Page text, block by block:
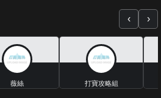
‹ ›
薇絲
打寶攻略組